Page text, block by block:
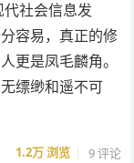
社会信息发
容易，真正的修
更是凤毛麟角。
缥缈和遥不可
1.2万浏览 9 评论